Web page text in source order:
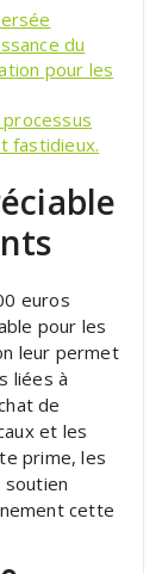
du
pour les
fastidieux.
euros
pour les
leur permet
liées à
de
et les
prime, les
soutien
cette